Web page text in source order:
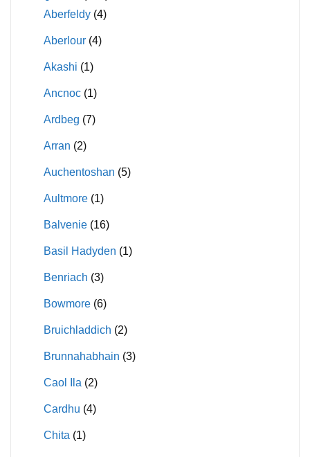
Aberfeldy (4)
Aberlour (4)
Akashi (1)
Ancnoc (1)
Ardbeg (7)
Arran (2)
Auchentoshan (5)
Aultmore (1)
Balvenie (16)
Basil Hadyden (1)
Benriach (3)
Bowmore (6)
Bruichladdich (2)
Brunnahabhain (3)
Caol Ila (2)
Cardhu (4)
Chita (1)